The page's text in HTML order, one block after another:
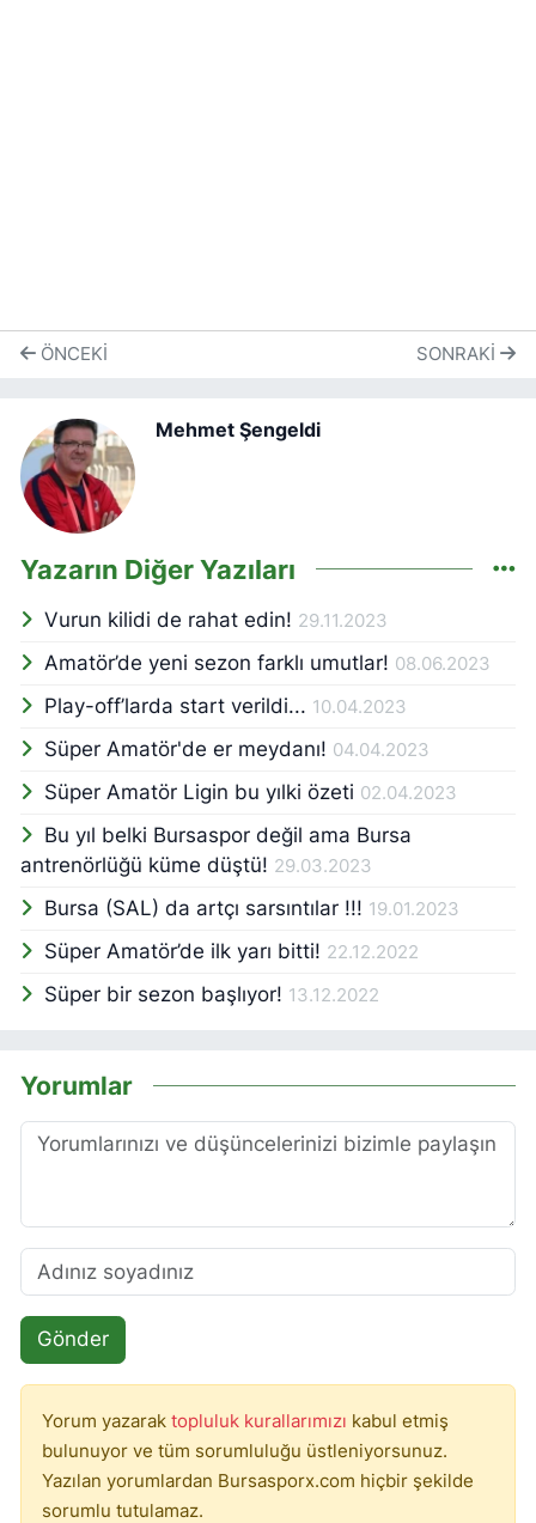
ÖNCEKI SONRAKI
Mehmet Şengeldi
Yazarın Diğer Yazıları
Vurun kilidi de rahat edin! 29.11.2023
Amatör’de yeni sezon farklı umutlar! 08.06.2023
Play-off’larda start verildi... 10.04.2023
Süper Amatör'de er meydanı! 04.04.2023
Süper Amatör Ligin bu yılki özeti 02.04.2023
Bu yıl belki Bursaspor değil ama Bursa
antrenörlüğü küme düştü! 29.03.2023
Bursa (SAL) da artçı sarsıntılar !!! 19.01.2023
Süper Amatör’de ilk yarı bitti! 22.12.2022
Süper bir sezon başlıyor! 13.12.2022
Yorumlar
Gönder
Yorum yazarak topluluk kurallarımızı kabul etmiş
bulunuyor ve tüm sorumluluğu üstleniyorsunuz.
Yazılan yorumlardan Bursasporx.com hiçbir şekilde
sorumlu tutulamaz.